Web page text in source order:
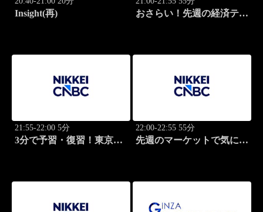
Insight(再)
おさらい！先週の経済テー
21:55-22:00 5分
3分で予習・復習！東京市
22:00-22:55 55分
先週のマーケットで気にな